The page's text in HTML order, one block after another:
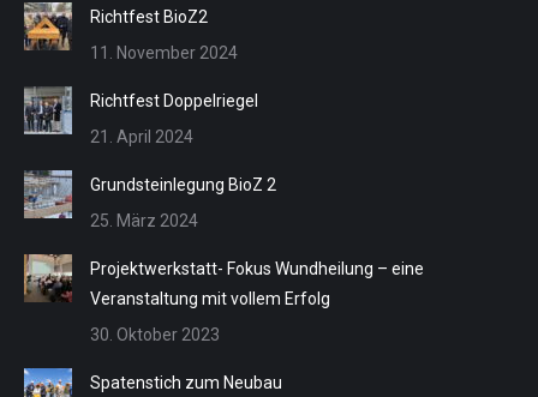
Richtfest BioZ2
11. November 2024
Richtfest Doppelriegel
21. April 2024
Grundsteinlegung BioZ 2
25. März 2024
Projektwerkstatt- Fokus Wundheilung – eine
Veranstaltung mit vollem Erfolg
30. Oktober 2023
Spatenstich zum Neubau